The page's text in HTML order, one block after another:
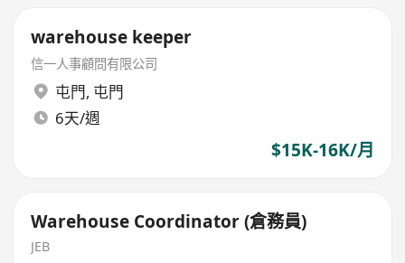
warehouse keeper
信一人事顧問有限公司
屯門, 屯門
6天/週
$15K-16K/月
Warehouse Coordinator (倉務員)
JEB